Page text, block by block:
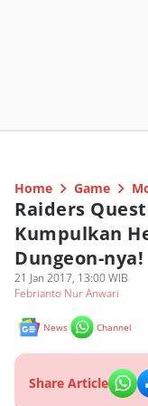
Home Game
Raiders
Kumpulkan
Dungeon-nya!
21 Jan 2017, 13:00 WIB
Febrianto Nur Anwari
News Channel
Share Article